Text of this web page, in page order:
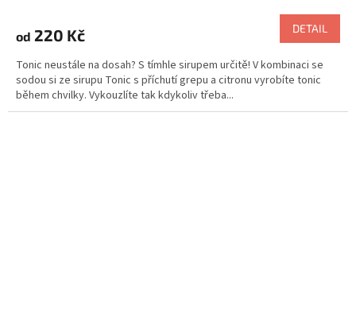
od 220 Kč DETAIL
Tonic neustále na dosah? S tímhle sirupem určitě! V kombinaci se
sodou si ze sirupu Tonic s příchutí grepu a citronu vyrobíte tonic
během chvilky. Vykouzlíte tak kdykoliv třeba...